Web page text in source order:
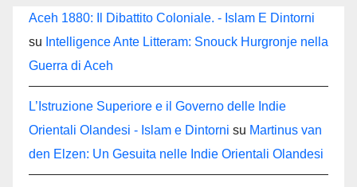
Aceh 1880: Il Dibattito Coloniale. - Islam E Dintorni
su Intelligence Ante Litteram: Snouck Hurgronje nella
Guerra di Aceh
L’Istruzione Superiore e il Governo delle Indie
Orientali Olandesi - Islam e Dintorni su Martinus van
den Elzen: Un Gesuita nelle Indie Orientali Olandesi